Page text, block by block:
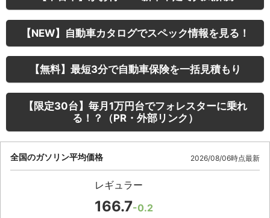
【NEW】自動車カタログでスペック情報を見る！
【無料】最短3分で自動車保険を一括見積もり
【限定30台】毎月1万円台でフォレスターに乗れ
る！？（PR・外部リンク）
全国のガソリン平均価格 2026/08/06時点最新
レギュラー
166.7-0.2